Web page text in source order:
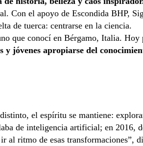
Con el apoyo de Escondida BHP,
de tuerca: centrarse en la ciencia.
que conocí en Bérgamo, Italia. Hoy
y jóvenes apropiarse del
el espíritu se mantiene:
de inteligencia artificial; en 2016,
al ritmo de esas transformaciones”,